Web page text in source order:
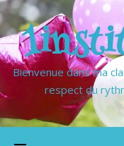
Bienvenue dans ma
respect du